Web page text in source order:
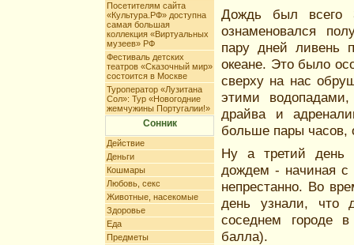
Посетителям сайта
«Культура.РФ» доступна
самая большая
коллекция «Виртуальных
музеев» РФ
Фестиваль детских
театров «Сказочный мир»
состоится в Москве
Туроператор «Лузитана
Сол»: Тур «Новогодние
жемчужины Португалии!»
Сонник
Действие
Деньги
Кошмары
Любовь, секс
Животные, насекомые
Здоровье
Еда
Предметы
Дождь был всего
ознаменовался
пару дней ливень
океане. Это было
сверху на нас
этими водопадами,
драйва и
больше пары часов,
Ну а третий день
дождем - начиная с
непрестанно. Во
день узнали, что
соседнем городе
балла).